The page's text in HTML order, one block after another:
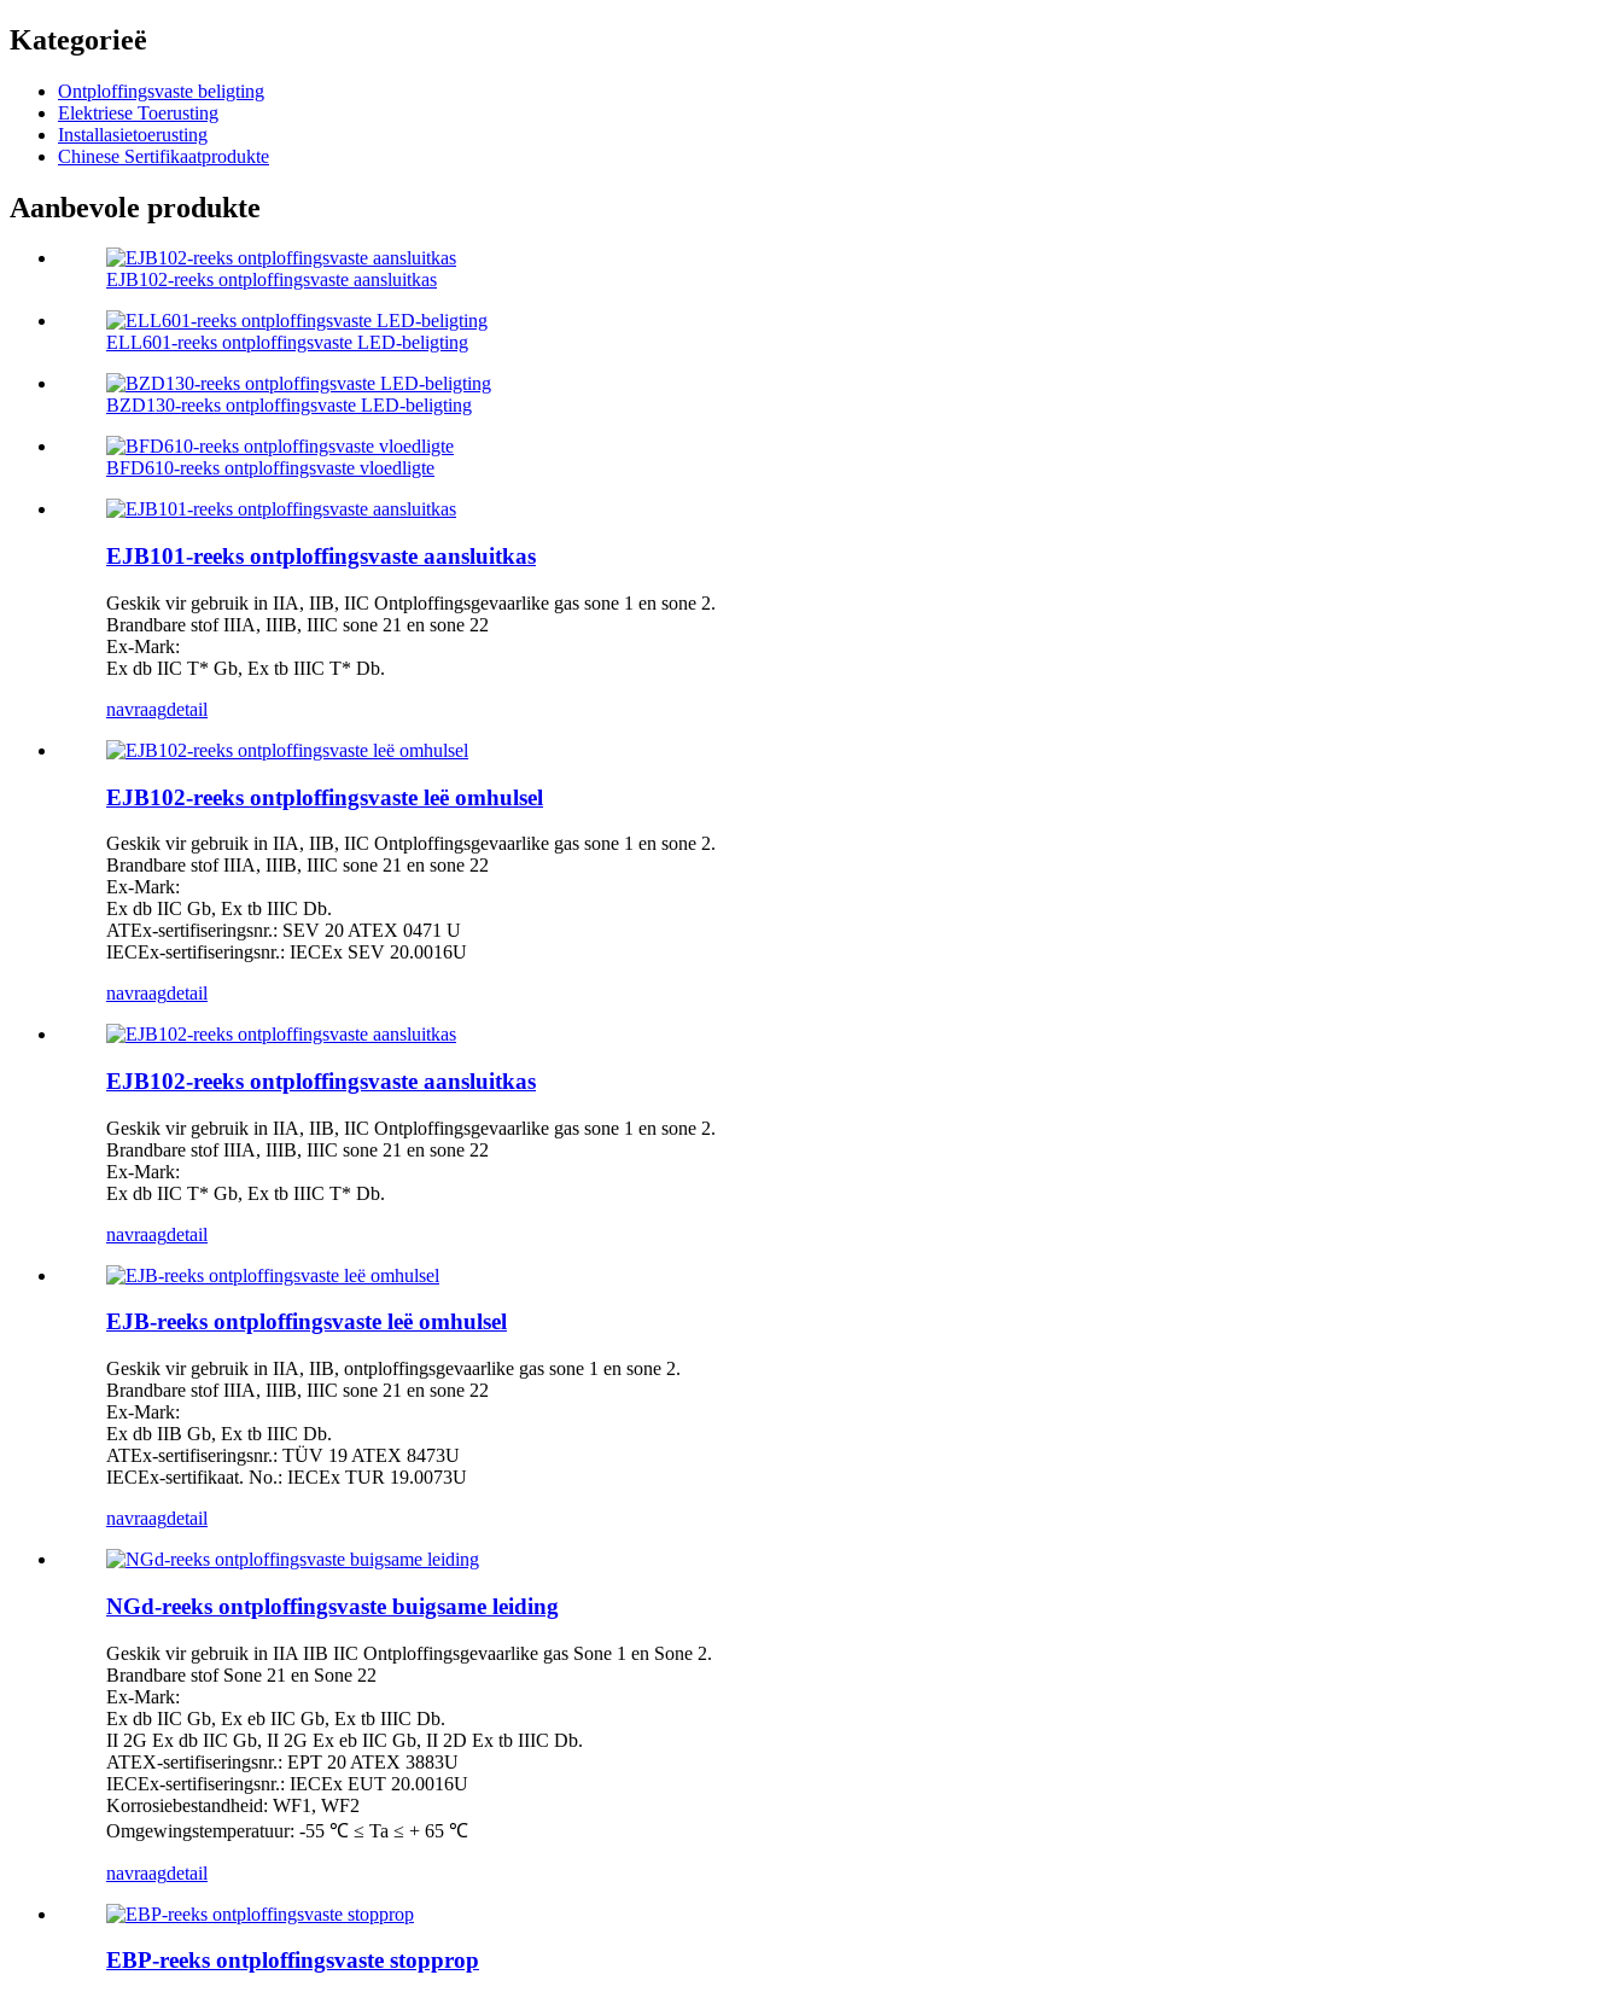
Kategorieë
Ontploffingsvaste beligting
Elektriese Toerusting
Installasietoerusting
Chinese Sertifikaatprodukte
Aanbevole produkte
EJB102-reeks ontploffingsvaste aansluitkas
ELL601-reeks ontploffingsvaste LED-beligting
BZD130-reeks ontploffingsvaste LED-beligting
BFD610-reeks ontploffingsvaste vloedligte
EJB101-reeks ontploffingsvaste aansluitkas
Geskik vir gebruik in IIA, IIB, IIC Ontploffingsgevaarlike gas sone 1 en sone 2.
Brandbare stof IIIA, IIIB, IIIC sone 21 en sone 22
Ex-Mark:
Ex db IIC T* Gb, Ex tb IIIC T* Db.
navraagdetail
EJB102-reeks ontploffingsvaste leë omhulsel
Geskik vir gebruik in IIA, IIB, IIC Ontploffingsgevaarlike gas sone 1 en sone 2.
Brandbare stof IIIA, IIIB, IIIC sone 21 en sone 22
Ex-Mark:
Ex db IIC Gb, Ex tb IIIC Db.
ATEx-sertifiseringsnr.: SEV 20 ATEX 0471 U
IECEx-sertifiseringsnr.: IECEx SEV 20.0016U
navraagdetail
EJB102-reeks ontploffingsvaste aansluitkas
Geskik vir gebruik in IIA, IIB, IIC Ontploffingsgevaarlike gas sone 1 en sone 2.
Brandbare stof IIIA, IIIB, IIIC sone 21 en sone 22
Ex-Mark:
Ex db IIC T* Gb, Ex tb IIIC T* Db.
navraagdetail
EJB-reeks ontploffingsvaste leë omhulsel
Geskik vir gebruik in IIA, IIB, ontploffingsgevaarlike gas sone 1 en sone 2.
Brandbare stof IIIA, IIIB, IIIC sone 21 en sone 22
Ex-Mark:
Ex db IIB Gb, Ex tb IIIC Db.
ATEx-sertifiseringsnr.: TÜV 19 ATEX 8473U
IECEx-sertifikaat. No.: IECEx TUR 19.0073U
navraagdetail
NGd-reeks ontploffingsvaste buigsame leiding
Geskik vir gebruik in IIA IIB IIC Ontploffingsgevaarlike gas Sone 1 en Sone 2.
Brandbare stof Sone 21 en Sone 22
Ex-Mark:
Ex db IIC Gb, Ex eb IIC Gb, Ex tb IIIC Db.
II 2G Ex db IIC Gb, II 2G Ex eb IIC Gb, II 2D Ex tb IIIC Db.
ATEX-sertifiseringsnr.: EPT 20 ATEX 3883U
IECEx-sertifiseringsnr.: IECEx EUT 20.0016U
Korrosiebestandheid: WF1, WF2
Omgewingstemperatuur: -55 ℃ ≤ Ta ≤ + 65 ℃
navraagdetail
EBP-reeks ontploffingsvaste stopprop